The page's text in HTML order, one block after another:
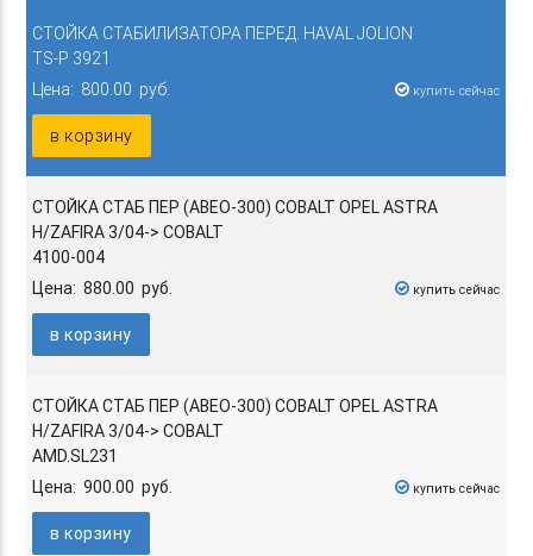
СТОЙКА СТАБИЛИЗАТОРА ПЕРЕД. HAVAL JOLION
TS-P 3921
Цена: 800.00 руб.
купить сейчас
в корзину
СТОЙКА СТАБ ПЕР (АВЕО-300) COBALT OPEL ASTRA
H/ZAFIRA 3/04-> COBALT
4100-004
Цена: 880.00 руб.
купить сейчас
в корзину
СТОЙКА СТАБ ПЕР (АВЕО-300) COBALT OPEL ASTRA
H/ZAFIRA 3/04-> COBALT
AMD.SL231
Цена: 900.00 руб.
купить сейчас
в корзину